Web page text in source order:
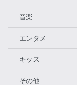
音楽
エンタメ
キッズ
その他